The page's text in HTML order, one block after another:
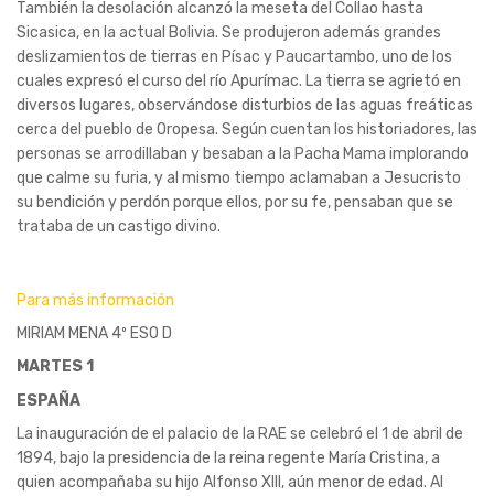
También la desolación alcanzó la meseta del Collao hasta
Sicasica, en la actual Bolivia. Se produjeron además grandes
deslizamientos de tierras en Písac y Paucartambo, uno de los
cuales expresó el curso del río Apurímac. La tierra se agrietó en
diversos lugares, observándose disturbios de las aguas freáticas
cerca del pueblo de Oropesa. Según cuentan los historiadores, las
personas se arrodillaban y besaban a la Pacha Mama implorando
que calme su furia, y al mismo tiempo aclamaban a Jesucristo
su bendición y perdón porque ellos, por su fe, pensaban que se
trataba de un castigo divino.
Para más información
MIRIAM MENA 4º ESO D
MARTES 1
ESPAÑA
La inauguración de el palacio de la RAE se celebró el 1 de abril de
1894, bajo la presidencia de la reina regente María Cristina, a
quien acompañaba su hijo Alfonso XIII, aún menor de edad. Al